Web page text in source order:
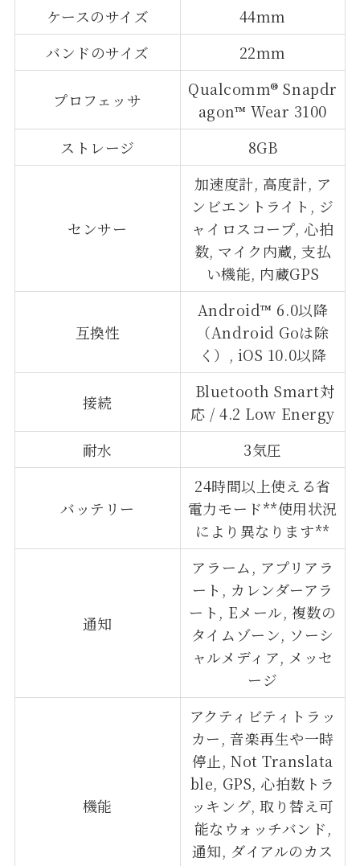
ケースのサイズ
44mm
バンドのサイズ
22mm
プロフェッサ
Qualcomm® Snapdr
agon™ Wear 3100
ストレージ
8GB
センサー
加速度計, 高度計, ア
ンビエントライト, ジ
ャイロスコープ, 心拍
数, マイク内蔵, 支払
い機能, 内蔵GPS
互換性
Android™ 6.0以降
（Android Goは除
く）, iOS 10.0以降
接続
Bluetooth Smart対
応 / 4.2 Low Energy
耐水
3気圧
バッテリー
24時間以上使える省
電力モード**使用状況
により異なります**
通知
アラーム, アプリアラ
ート, カレンダーアラ
ート, Eメール, 複数の
タイムゾーン, ソーシ
ャルメディア, メッセ
ージ
機能
アクティビティトラッ
カー, 音楽再生や一時
停止, Not Translata
ble, GPS, 心拍数トラ
ッキング, 取り替え可
能なウォッチバンド,
通知, ダイアルのカス